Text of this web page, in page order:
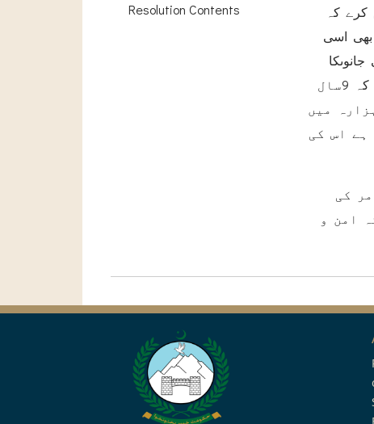
Resolution Contents
کہ
کیا جارہا ہے جبکہ 15 سال پہلے بھی اسی
ضیاع ہو اتھا اور اس وقت کی حکومت نے اس ٹو ل پلازے کی تعمیر کو روکنے کا حکم دیا تھا جب کہ 9سال
میں
ہے اس کی
کی
امن و